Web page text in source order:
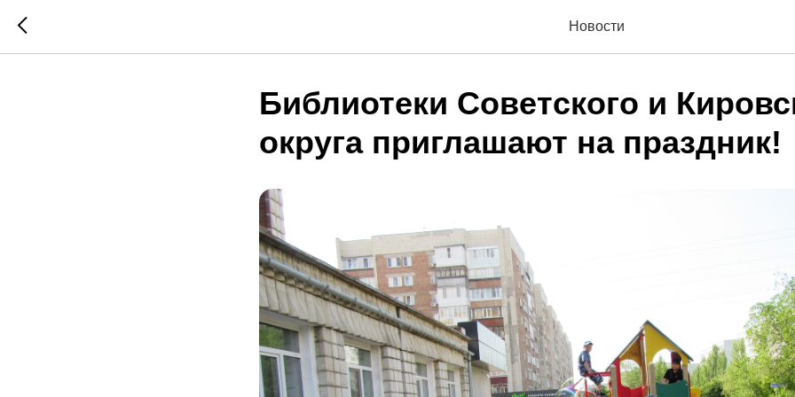
Новости
Библиотеки Советского и
округа приглашают на праздник!